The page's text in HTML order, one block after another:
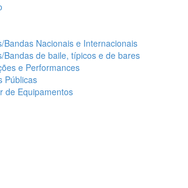
Bandas Nacionais e Internacionais
Bandas de baile, típicos e de bares
e Performances
Públicas
de Equipamentos